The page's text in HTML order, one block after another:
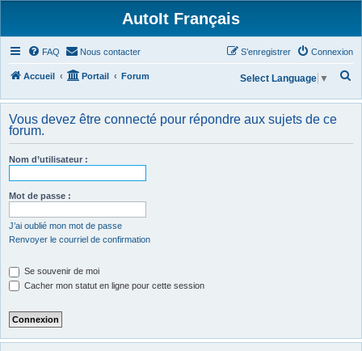
AutoIt Français
FAQ Nous contacter Connexion
S’enregistrer
Accueil Portail Forum Select Language ▼
Vous devez être connecté pour répondre aux sujets de ce
forum.
Nom d’utilisateur :
Mot de passe :
J’ai oublié mon mot de passe
Renvoyer le courriel de confirmation
Se souvenir de moi
Cacher mon statut en ligne pour cette session